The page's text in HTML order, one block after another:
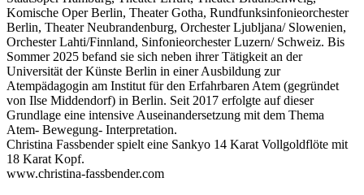
Komische Oper Berlin, Theater Gotha, Rundfunksinfonieorchester
Berlin, Theater Neubrandenburg, Orchester Ljubljana/ Slowenien,
Orchester Lahti/Finnland, Sinfonieorchester Luzern/ Schweiz. Bis
Sommer 2025 befand sie sich neben ihrer Tätigkeit an der
Universität der Künste Berlin in einer Ausbildung zur
Atempädagogin am Institut für den Erfahrbaren Atem (gegründet
von Ilse Middendorf) in Berlin. Seit 2017 erfolgte auf dieser
Grundlage eine intensive Auseinandersetzung mit dem Thema
Atem- Bewegung- Interpretation.
Christina Fassbender spielt eine Sankyo 14 Karat Vollgoldflöte mit
18 Karat Kopf.
www.christina-fassbender.com